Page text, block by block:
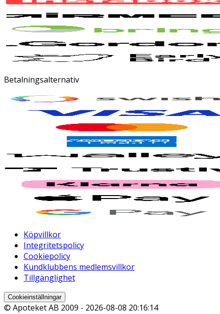
Betalningsalternativ
Köpvillkor
Integritetspolicy
Cookiepolicy
Kundklubbens medlemsvillkor
Tillgänglighet
Cookieinställningar
© Apoteket AB 2009 - 2026-08-08 20:16:14